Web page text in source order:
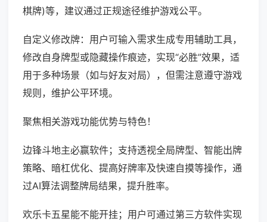
棋牌)等，建议通过正规途径维护游戏公平。
自定义修改牌：用户可输入需求生成专用辅助工具，
修改自身牌型或隐藏操作痕迹，实现“必胜”效果，适
用于多种场景（如与好友对局），但需注意遵守游戏
规则，维护公平环境。
聚焦相关游戏功能优势与特色！
边锋斗地主必赢软件；支持透视全局牌型、智能出牌
策略、暗杠优化、提高好牌率及快速自摸等操作，通
过AI算法调整牌局结果，提升胜率。
欢乐卡五星能不能开挂；用户可通过第三方软件实现